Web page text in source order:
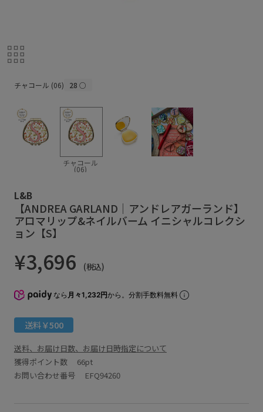
チャコール (06) 28○
チャコール
(06)
L&B
【ANDREA GARLAND｜アンドレアガーランド】
アロマリップ&ネイルバーム イニシャルコレクシ
ョン【S】
¥3,696 (税込)
なら 月々1,232円から。分割手数料無料
送料￥500
送料、お届け日数、お届け日時指定について
獲得ポイント数 66pt
お問い合わせ番号 EFQ94260